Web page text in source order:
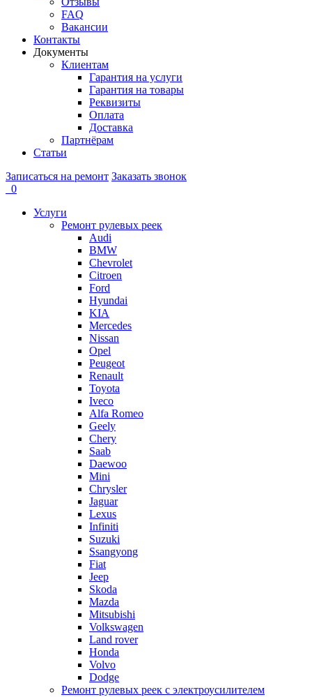
FAQ
Вакансии
Контакты
Документы
Клиентам
Гарантия на услуги
Гарантия на товары
Реквизиты
Оплата
Доставка
Партнёрам
Статьи
Записаться на ремонт Заказать звонок
0
Услуги
Ремонт рулевых реек
Audi
BMW
Chevrolet
Citroen
Ford
Hyundai
KIA
Mercedes
Nissan
Opel
Peugeot
Renault
Toyota
Iveco
Alfa Romeo
Geely
Chery
Saab
Daewoo
Mini
Chrysler
Jaguar
Lexus
Infiniti
Suzuki
Ssangyong
Fiat
Jeep
Skoda
Mazda
Mitsubishi
Volkswagen
Land rover
Honda
Volvo
Dodge
Ремонт рулевых реек с электроусилителем